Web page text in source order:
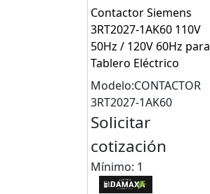
Contactor Siemens
3RT2027-1AK60 110V
50Hz / 120V 60Hz para
Tablero Eléctrico
Modelo:CONTACTOR
3RT2027-1AK60
Solicitar
cotización
Mínimo: 1